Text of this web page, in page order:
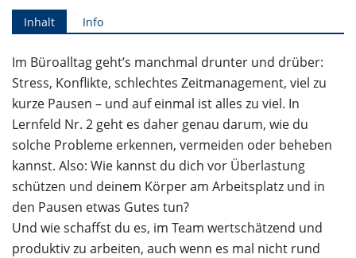
Inhalt Info
Im Büroalltag geht’s manchmal drunter und drüber:
Stress, Konflikte, schlechtes Zeitmanagement, viel zu
kurze Pausen – und auf einmal ist alles zu viel. In
Lernfeld Nr. 2 geht es daher genau darum, wie du
solche Probleme erkennen, vermeiden oder beheben
kannst. Also: Wie kannst du dich vor Überlastung
schützen und deinem Körper am Arbeitsplatz und in
den Pausen etwas Gutes tun?
Und wie schaffst du es, im Team wertschätzend und
produktiv zu arbeiten, auch wenn es mal nicht rund